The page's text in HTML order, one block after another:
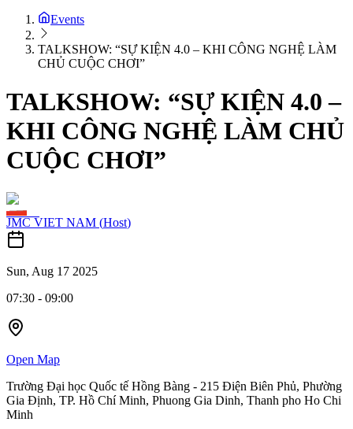
Events
TALKSHOW: “SỰ KIỆN 4.0 – KHI CÔNG NGHỆ LÀM
CHỦ CUỘC CHƠI”
TALKSHOW: “SỰ KIỆN 4.0 –
KHI CÔNG NGHỆ LÀM CHỦ
CUỘC CHƠI”
JMC VIET NAM (Host)
Sun, Aug 17 2025
07:30 - 09:00
Open Map
Trường Đại học Quốc tế Hồng Bàng - 215 Điện Biên Phủ, Phường
Gia Định, TP. Hồ Chí Minh, Phuong Gia Dinh, Thanh pho Ho Chi
Minh